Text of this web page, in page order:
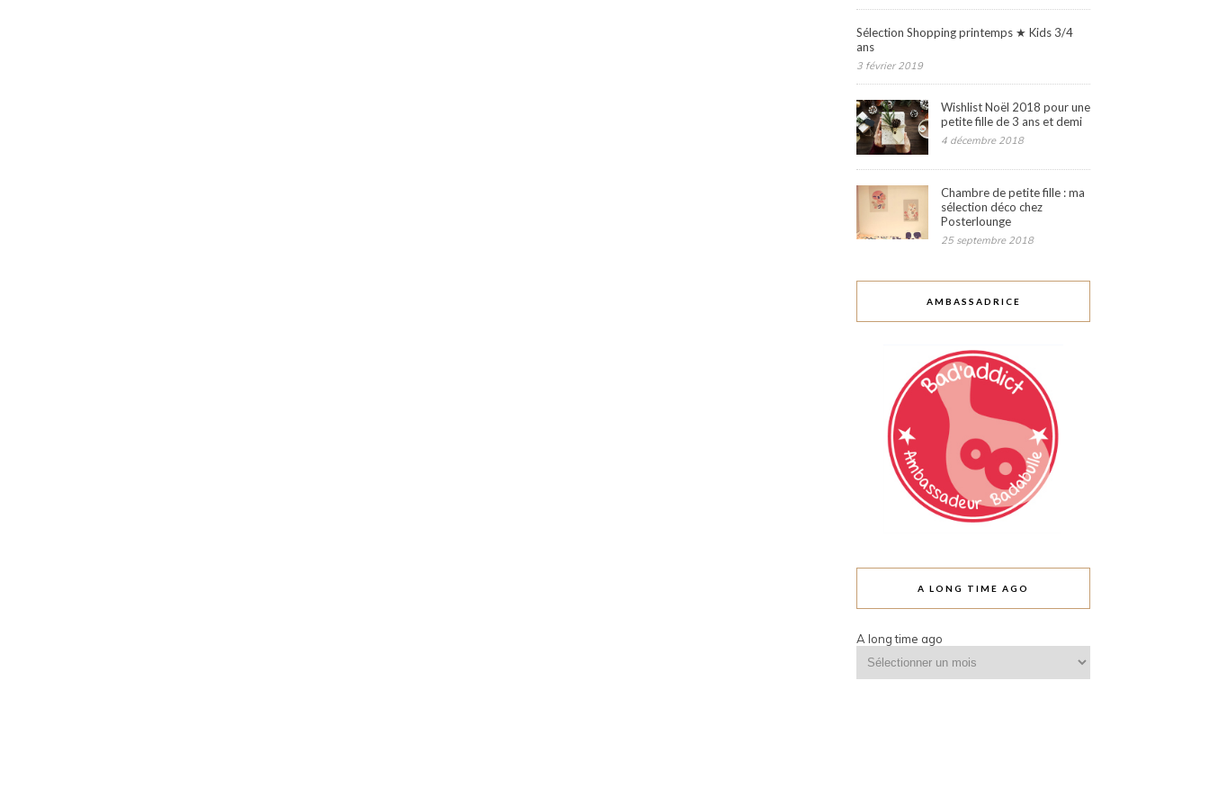
Sélection Shopping printemps ★ Kids 3/4
ans
3 février 2019
Wishlist Noël 2018 pour une
petite fille de 3 ans et demi
4 décembre 2018
Chambre de petite fille : ma
sélection déco chez
Posterlounge
25 septembre 2018
AMBASSADRICE
A LONG TIME AGO
A long time ago